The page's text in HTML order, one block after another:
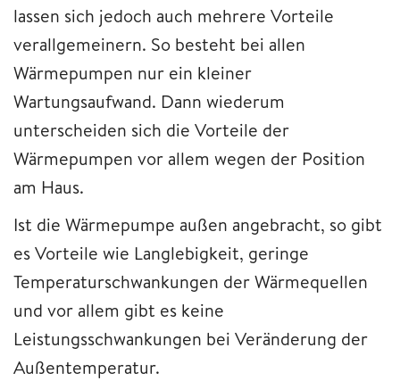
lassen sich jedoch auch mehrere Vorteile
verallgemeinern. So besteht bei allen
Wärmepumpen nur ein kleiner
Wartungsaufwand. Dann wiederum
unterscheiden sich die Vorteile der
Wärmepumpen vor allem wegen der Position
am Haus.
Ist die Wärmepumpe außen angebracht, so gibt
es Vorteile wie Langlebigkeit, geringe
Temperaturschwankungen der Wärmequellen
und vor allem gibt es keine
Leistungsschwankungen bei Veränderung der
Außentemperatur.